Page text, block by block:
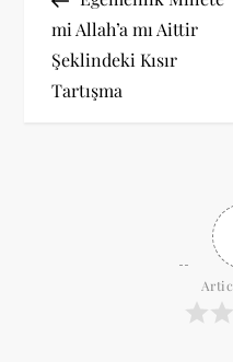
a
z
mi Allah’a mı Aittir
Şeklindeki Kısır
Tartışma